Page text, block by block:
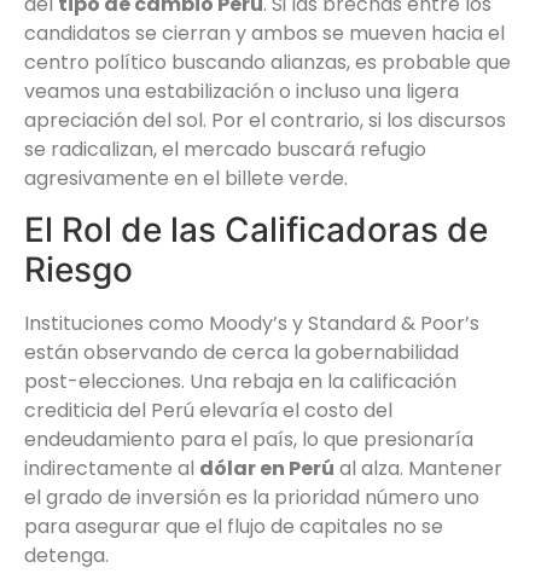
candidatos se cierran y ambos se mueven hacia el
centro político buscando alianzas, es probable que
veamos una estabilización o incluso una ligera
apreciación del sol. Por el contrario, si los discursos
se radicalizan, el mercado buscará refugio
agresivamente en el billete verde.
El Rol de las Calificadoras de
Riesgo
Instituciones como Moody’s y Standard & Poor’s
están observando de cerca la gobernabilidad
post-elecciones. Una rebaja en la calificación
crediticia del Perú elevaría el costo del
endeudamiento para el país, lo que presionaría
indirectamente al dólar en Perú al alza. Mantener
el grado de inversión es la prioridad número uno
para asegurar que el flujo de capitales no se
detenga.